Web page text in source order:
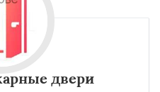
двери